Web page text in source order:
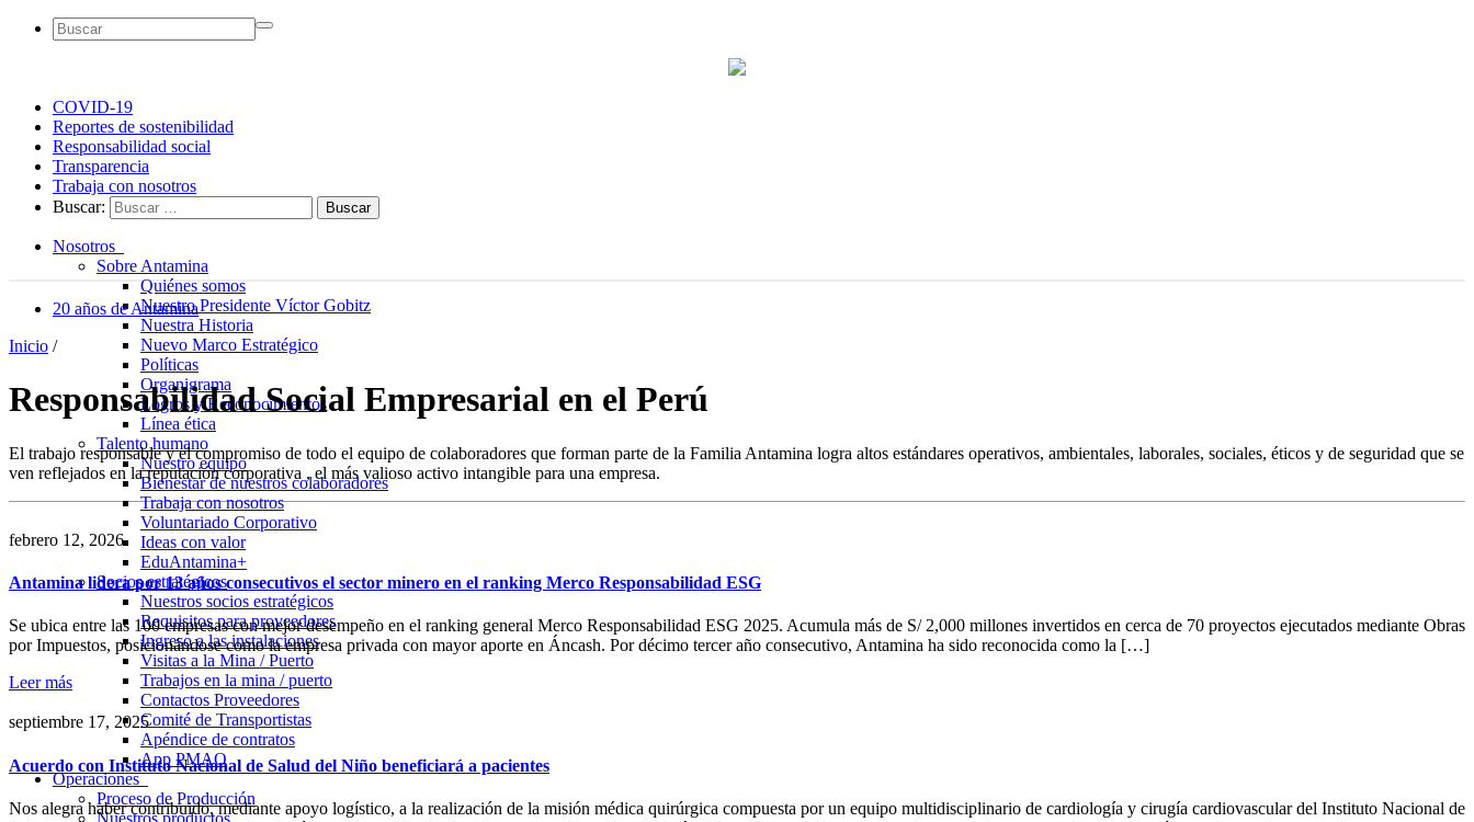
COVID-19
Reportes de sostenibilidad
Responsabilidad social
Transparencia
Trabaja con nosotros
Buscar:
Nosotros
Sobre Antamina
Quiénes somos
Nuestro Presidente Víctor Gobitz
Nuestra Historia
Nuevo Marco Estratégico
Políticas
Organigrama
Logros y Reconocimientos
Línea ética
Talento humano
Nuestro equipo
Bienestar de nuestros colaboradores
Trabaja con nosotros
Voluntariado Corporativo
Ideas con valor
EduAntamina+
Socios estratégicos
Nuestros socios estratégicos
Requisitos para proveedores
Ingreso a las instalaciones
Visitas a la Mina / Puerto
Trabajos en la mina / puerto
Contactos Proveedores
Comité de Transportistas
Apéndice de contratos
App PMAO
Operaciones
Proceso de Producción
Nuestros productos
20 años de Antamina
Inicio /
Responsabilidad Social Empresarial en el Perú
El trabajo responsable y el compromiso de todo el equipo de colaboradores que forman parte de la Familia Antamina logra altos estándares operativos, ambientales, laborales, sociales, éticos y de seguridad que se
ven reflejados en la reputación corporativa , el más valioso activo intangible para una empresa.
febrero 12, 2026
Antamina lidera por 13 años consecutivos el sector minero en el ranking Merco Responsabilidad ESG
Se ubica entre las 100 empresas con mejor desempeño en el ranking general Merco Responsabilidad ESG 2025. Acumula más de S/ 2,000 millones invertidos en cerca de 70 proyectos ejecutados mediante Obras
por Impuestos, posicionándose como la empresa privada con mayor aporte en Áncash. Por décimo tercer año consecutivo, Antamina ha sido reconocida como la […]
Leer más
septiembre 17, 2025
Acuerdo con Instituto Nacional de Salud del Niño beneficiará a pacientes
Nos alegra haber contribuido, mediante apoyo logístico, a la realización de la misión médica quirúrgica compuesta por un equipo multidisciplinario de cardiología y cirugía cardiovascular del Instituto Nacional de